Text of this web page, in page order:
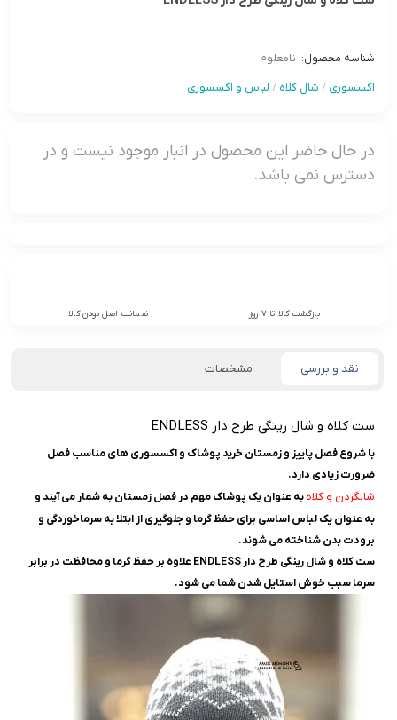
شناسه محصول: نامعلوم
اکسسوری / شال کلاه / لباس و اکسسوری
در حال حاضر این محصول در انبار موجود نیست و در
دسترس نمی باشد.
بازگشت کالا تا 7 روز ضمانت اصل بودن کالا
نقد و بررسی مشخصات
ست کلاه و شال رینگی طرح دار ENDLESS
با شروع فصل پاییز و زمستان خرید پوشاک و اکسسوری های مناسب فصل
ضرورت زیادی دارد.
شالگردن و کلاهبه عنوان یک پوشاک مهم در فصل زمستان به شمار می آیند و
به عنوان یک لباس اساسی برای حفظ گرما و جلوگیری از ابتلا به سرماخوردگی و
برودت بدن شناخته می شوند.
ست کلاه و شال رینگی طرح دار ENDLESS علاوه بر حفظ گرما و محافظت در برابر
سرما سبب خوش استایل شدن شما می شود.